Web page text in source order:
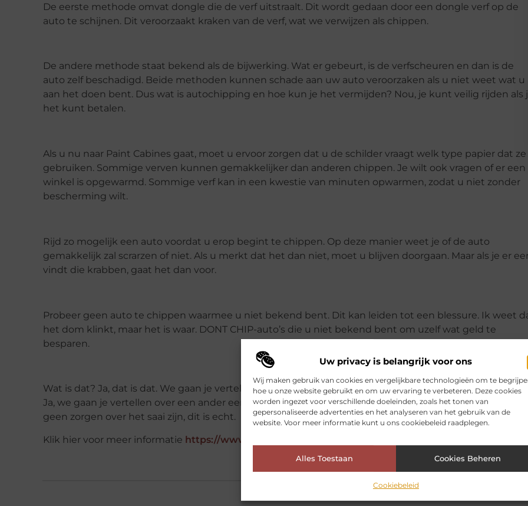
Uw privacy is belangrijk voor ons
Wij maken gebruik van cookies en vergelijkbare technologieën om te
hoe u onze website gebruikt en om uw ervaring te verbeteren. Deze cookies
worden ingezet voor verschillende doeleinden, zoals het tonen van
gepersonaliseerde advertenties en het analyseren van het gebruik van de
website. Voor meer informatie kunt u ons cookiebeleid raadplegen.
Alles Toestaan Cookies Beheren
Cookiebeleid
De eerste methode omvat dongle die de verf uitstraalt. Dit wordt gedaan door een dongle verf op de
auto te schijnen. Dit veroorzaakt kraken van de verf, wat we verwijzen als chippen.
De andere methode staat bekend als de bijwerking. Wat er gebeurt, is de verfscheuren en dan is de
auto zelf beschadigd. Beide methoden kunnen schade aan uw auto veroorzaken als u niet weet wat u
aan het doen bent. Dus wat is autochipping en hoe kun je het vermijden? Nou, je kunt veilig rijden als
het kunt betalen.
Als u nu naar Paint Cabines gaat, moet u ervoor zorgen dat u de schilder vraagt welk type papier dat ze
gebruiken. Sommige verven kunnen gemakkelijker dan anderen chippen. Je wilt ook vragen of er een
winkel is opgewarmd. Sommige verf kan in een kwestie van minuten opwarmen, zodat u niet zonder
bescherming wilt.
Rijd zo mogelijk een auto voordat u erop begint te chippen. Op deze manier weet je of de auto
gemakkelijk zal scrarzen of niet. Als u merkt dat het dan niet, moet u blijven doorgaan. Maar als je er
vindt die krabben, gaat het dan voor.
Probeer geen auto te chippen waarmee u niet bekend bent. Dit kan leiden tot een blessure. Ik weet
het dom klinkt, maar het is waar. DONT CHIP-auto’s die u niet bekend bent om uzelf wat geld te
besparen.
Wat is dat? Ja, dat is dat. We gaan je vertellen hoe je jezelf kunt beschermen, zodat je niet gewond
Ja, we gaan je vertellen over een ander eenvoudig proces dat je kunt doen om jezelf te helpen. Maak je
geen zorgen over het saai zijn, dit is echt.
Klik hier voor meer informatie https://www.chipperformance.nl/